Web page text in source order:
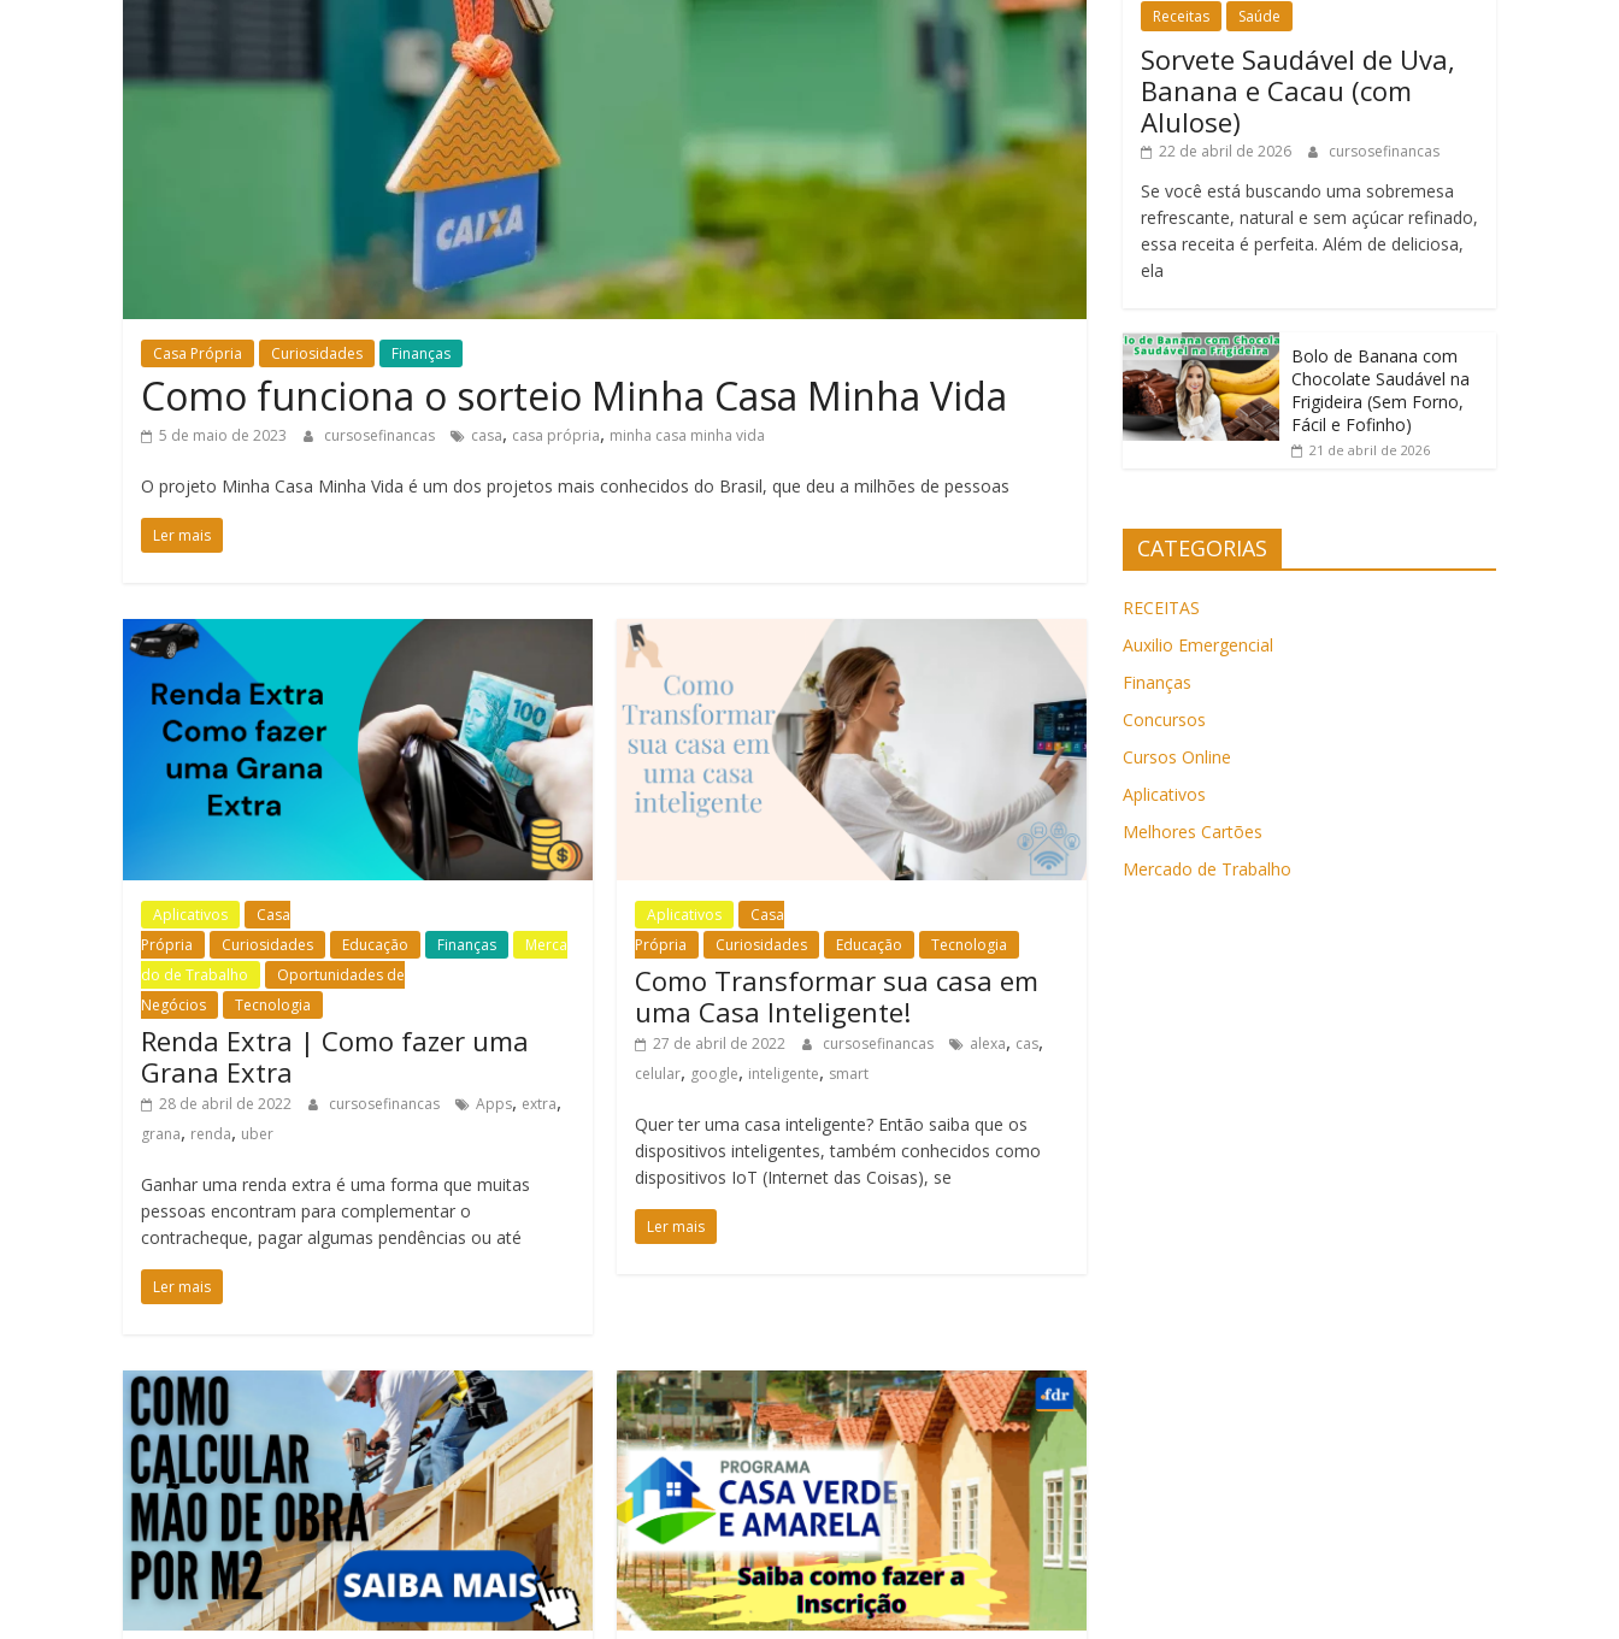
Casa Própria Curiosidades Finanças
Como funciona o sorteio Minha Casa Minha Vida
5 de maio de 2023 cursosefinancas casa, casa própria, minha casa minha vida
O projeto Minha Casa Minha Vida é um dos projetos mais conhecidos do Brasil, que deu a milhões de pessoas
Ler mais
Aplicativos
Casa
Própria
Curiosidades Educação Finanças
Merca
do de Trabalho
Oportunidades de
Negócios
Tecnologia
Renda Extra | Como fazer uma
Grana Extra
28 de abril de 2022 cursosefinancas Apps, extra,
grana, renda, uber
Ganhar uma renda extra é uma forma que muitas
pessoas encontram para complementar o
contracheque, pagar algumas pendências ou até
Ler mais
Aplicativos
Casa
Própria
Curiosidades Educação Tecnologia
Como Transformar sua casa em
uma Casa Inteligente!
27 de abril de 2022 cursosefinancas alexa, cas,
celular, google, inteligente, smart
Quer ter uma casa inteligente? Então saiba que os
dispositivos inteligentes, também conhecidos como
dispositivos IoT (Internet das Coisas), se
Ler mais
Receitas Saúde
Sorvete Saudável de Uva,
Banana e Cacau (com
Alulose)
22 de abril de 2026 cursosefinancas
Se você está buscando uma sobremesa
refrescante, natural e sem açúcar refinado,
essa receita é perfeita. Além de deliciosa,
ela
Bolo de Banana com
Chocolate Saudável na
Frigideira (Sem Forno,
Fácil e Fofinho)
21 de abril de 2026
CATEGORIAS
RECEITAS
Auxilio Emergencial
Finanças
Concursos
Cursos Online
Aplicativos
Melhores Cartões
Mercado de Trabalho